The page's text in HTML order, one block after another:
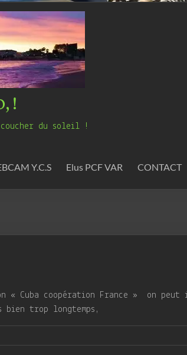
!
coucher du soleil !
Y.C.S Elus PCF VAR CONTACT
Cuba coopération France » on peut
bien trop longtemps,